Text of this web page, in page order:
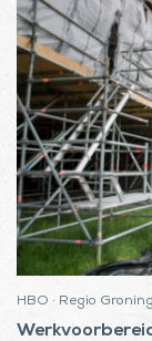
HBO · Regio